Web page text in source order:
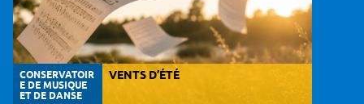
CONSERVATOIR
E DE MUSIQUE
ET DE DANSE
VENTS D’ÉTÉ